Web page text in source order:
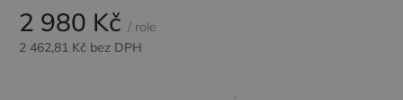
2 980 Kč / role
2 462,81 Kč bez DPH